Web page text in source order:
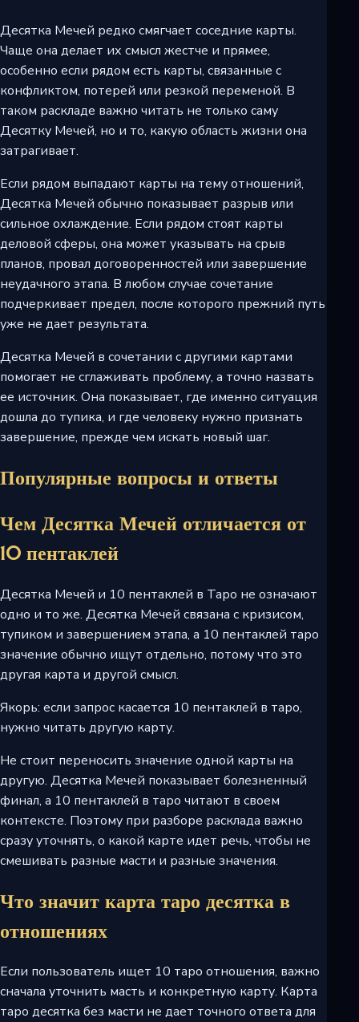
Десятка Мечей редко смягчает соседние карты.
Чаще она делает их смысл жестче и прямее,
особенно если рядом есть карты, связанные с
конфликтом, потерей или резкой переменой. В
таком раскладе важно читать не только саму
Десятку Мечей, но и то, какую область жизни она
затрагивает.
Если рядом выпадают карты на тему отношений,
Десятка Мечей обычно показывает разрыв или
сильное охлаждение. Если рядом стоят карты
деловой сферы, она может указывать на срыв
планов, провал договоренностей или завершение
неудачного этапа. В любом случае сочетание
подчеркивает предел, после которого прежний путь
уже не дает результата.
Десятка Мечей в сочетании с другими картами
помогает не сглаживать проблему, а точно назвать
ее источник. Она показывает, где именно ситуация
дошла до тупика, и где человеку нужно признать
завершение, прежде чем искать новый шаг.
Популярные вопросы и ответы
Чем Десятка Мечей отличается от
10 пентаклей
Десятка Мечей и 10 пентаклей в Таро не означают
одно и то же. Десятка Мечей связана с кризисом,
тупиком и завершением этапа, а 10 пентаклей таро
значение обычно ищут отдельно, потому что это
другая карта и другой смысл.
Якорь: если запрос касается 10 пентаклей в таро,
нужно читать другую карту.
Не стоит переносить значение одной карты на
другую. Десятка Мечей показывает болезненный
финал, а 10 пентаклей в таро читают в своем
контексте. Поэтому при разборе расклада важно
сразу уточнять, о какой карте идет речь, чтобы не
смешивать разные масти и разные значения.
Что значит карта таро десятка в
отношениях
Если пользователь ищет 10 таро отношения, важно
сначала уточнить масть и конкретную карту. Карта
таро десятка без масти не дает точного ответа для